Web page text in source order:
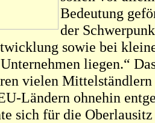
Bedeutung
der
sowie bei
liegen.“
vielen Mittelständlern
Ländern ohnehin
sich für die